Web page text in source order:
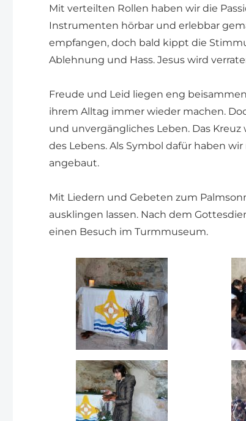
Mit verteilten Rollen haben wir die
Instrumenten hörbar und erlebbar
empfangen, doch bald kippt die
Ablehnung und Hass. Jesus wird
Freude und Leid liegen eng
ihrem Alltag immer wieder machen.
und unvergängliches Leben. Das
des Lebens. Als Symbol dafür haben
angebaut.
Mit Liedern und Gebeten zum
ausklingen lassen. Nach dem
einen Besuch im Turmmuseum.